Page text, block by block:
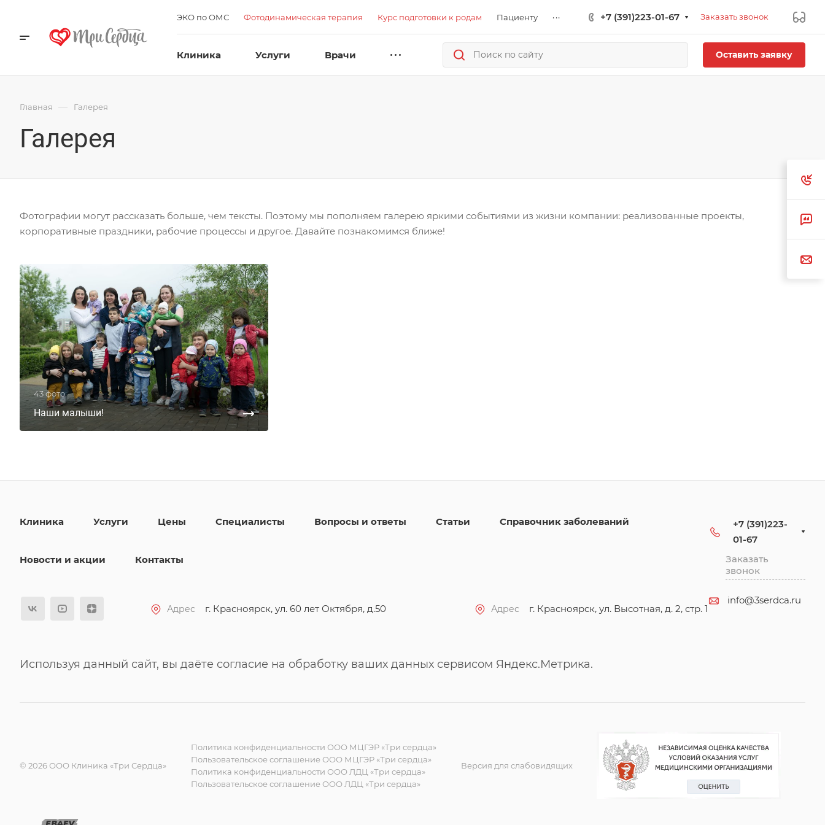
ЭКО по ОМС Фотодинамическая терапия Курс подготовки к родам Пациенту ... +7 (391)223-01-67 Заказать звонок
Клиника Услуги Врачи Оставить заявку
Главная — Галерея
Галерея
Фотографии могут рассказать больше, чем тексты. Поэтому мы пополняем галерею яркими событиями из жизни компании: реализованные проекты,
корпоративные праздники, рабочие процессы и другое. Давайте познакомимся ближе!
43 фото
Наши малыши!
Клиника Услуги Цены Специалисты Вопросы и ответы Статьи Справочник заболеваний
Новости и акции Контакты
Адрес г. Красноярск, ул. 60 лет Октября, д.50 Адрес г. Красноярск, ул. Высотная, д. 2, стр. 1
+7 (391)223-
01-67
Заказать
звонок
info@3serdca.ru
Используя данный сайт, вы даёте согласие на обработку ваших данных сервисом Яндекс.Метрика.
© 2026 ООО Клиника «Три Сердца»
Политика конфиденциальности ООО МЦГЭР «Три сердца»
Пользовательское соглашение ООО МЦГЭР «Три сердца»
Политика конфиденциальности ООО ЛДЦ «Три сердца»
Пользовательское соглашение ООО ЛДЦ «Три сердца»
Версия для слабовидящих